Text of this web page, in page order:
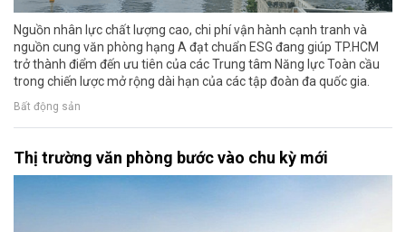
Nguồn nhân lực chất lượng cao, chi phí vận hành cạnh tranh và
nguồn cung văn phòng hạng A đạt chuẩn ESG đang giúp TP.HCM
trở thành điểm đến ưu tiên của các Trung tâm Năng lực Toàn cầu
trong chiến lược mở rộng dài hạn của các tập đoàn đa quốc gia.
Bất động sản
Thị trường văn phòng bước vào chu kỳ mới